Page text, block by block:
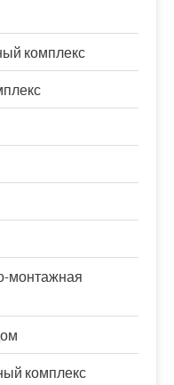
комплекс
монтажная
комплекс